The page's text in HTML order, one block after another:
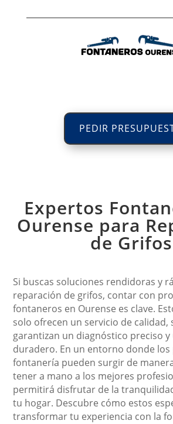
PEDIR
Expertos
Ourense para
de Grifos
Si buscas soluciones rendidoras y
reparación de grifos, contar con
fontaneros en Ourense es clave.
solo ofrecen un servicio de calidad,
garantizan un diagnóstico preciso
duradero. En un entorno donde
fontanería pueden surgir de
tener a mano a los mejores
permitirá disfrutar de la
tu hogar. Descubre cómo estos
transformar tu experiencia con la